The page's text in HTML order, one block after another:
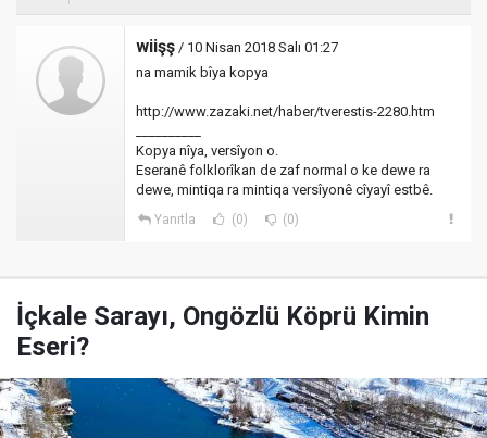
wiişş / 10 Nisan 2018 Salı 01:27
na mamik bîya kopya
http://www.zazaki.net/haber/tverestis-2280.htm
Kopya nîya, versîyon o.
Eseranê folklorîkan de zaf normal o ke dewe ra
dewe, mintiqa ra mintiqa versîyonê cîyayî estbê.
Yanıtla (0) (0)
İçkale Sarayı, Ongözlü Köprü Kimin
Eseri?